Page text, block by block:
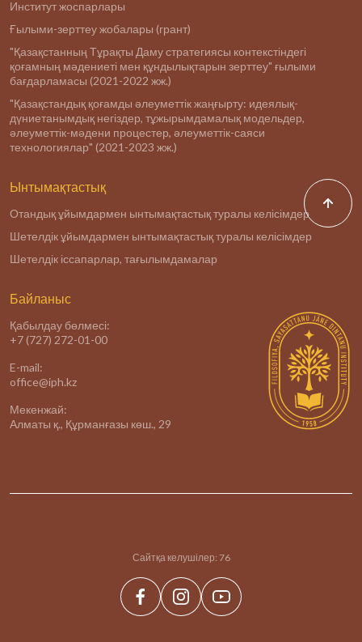
Институт жоспарлары
Ғылыми-зерттеу жобалары (грант)
"Қазақстанның Тұрақты Даму стратегиясы контекстіндегі
қоғамның мәдениеті мен құндылықтарын зерттеу" ғылыми
бағдарламасы (2021-2022 жж.)
"Қазақстандық қоғамды әлеуметтік жаңғырту: идеялық-
дүниетанымдық негіздер, тұжырымдамалық модельдер,
әлеуметтік-мәдени процестер, әлеуметтік-саяси
технологиялар" (2021-2023 жж.)
Ынтымақтастық
Отандық ұйымдармен ынтымақтастық туралы келісімдер
Шетелдік ұйымдармен ынтымақтастық туралы келісімдер
Шетелдік іссапарлар, тағылымдамалар
Байланыс
Қабылдау бөлмесі:
+7 (727) 272-01-00
E-mail:
office@iph.kz
Мекенжай:
Алматы қ., Құрманғазы көш., 29
Сайтқа келушілер: 76